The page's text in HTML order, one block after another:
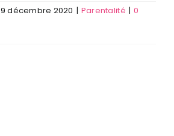
9 décembre 2020 | Parentalité | 0